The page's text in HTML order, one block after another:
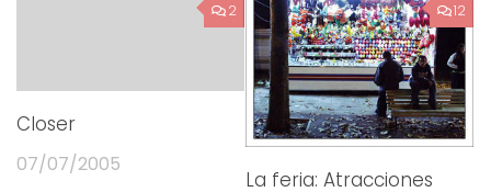
2
Closer
07/07/2005
12
La feria: Atracciones